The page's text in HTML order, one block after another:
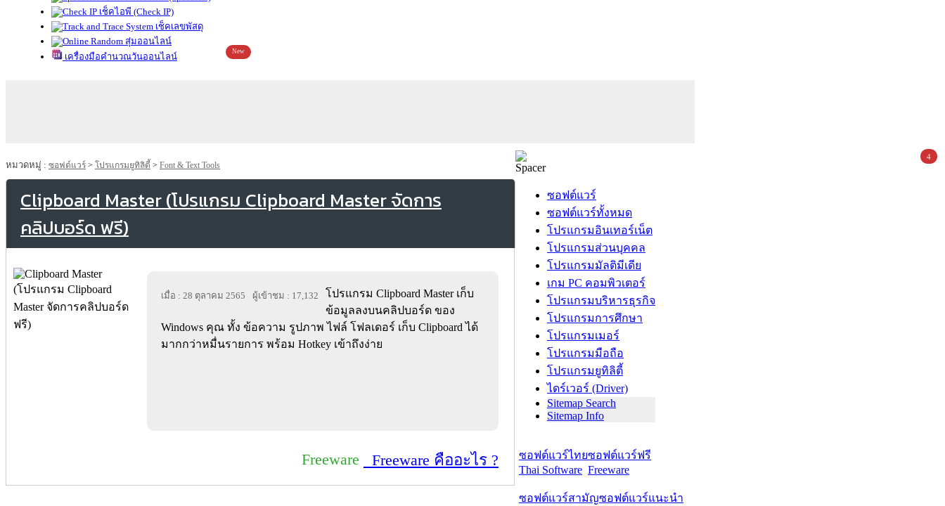
เช็คไอพี (Check IP)
เช็คเลขพัสดุ
สุ่มออนไลน์
เครื่องมือคำนวณวันออนไลน์
New
หมวดหมู่ : ซอฟต์แวร์ > โปรแกรมยูทิลิตี้ > Font & Text Tools
Clipboard Master (โปรแกรม Clipboard Master จัดการ
คลิปบอร์ด ฟรี)
เมื่อ : 28 ตุลาคม 2565 ผู้เข้าชม : 17,132
โปรแกรม Clipboard Master เก็บ
ข้อมูลลงบนคลิปบอร์ด ของ
Windows คุณ ทั้ง ข้อความ รูปภาพ ไฟล์ โฟลเดอร์ เก็บ Clipboard ได้
มากกว่าหมื่นรายการ พร้อม Hotkey เข้าถึงง่าย
Freeware Freeware คืออะไร ?
ซอฟต์แวร์
ซอฟต์แวร์ทั้งหมด
โปรแกรมอินเทอร์เน็ต
โปรแกรมส่วนบุคคล
โปรแกรมมัลติมีเดีย
เกม PC คอมพิวเตอร์
โปรแกรมบริหารธุรกิจ
โปรแกรมการศึกษา
โปรแกรมเมอร์
โปรแกรมมือถือ
โปรแกรมยูทิลิตี้
ไดร์เวอร์ (Driver)
Sitemap Search
Sitemap Info
ซอฟต์แวร์ไทย
Thai Software
ซอฟต์แวร์ฟรี
Freeware
ซอฟต์แวร์สามัญซอฟต์แวร์แนะนำ
4